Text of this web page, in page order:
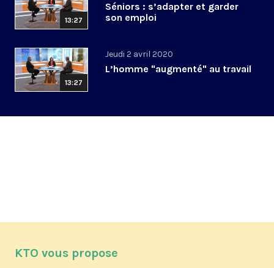
13:27
Séniors : s’adapter et garder
son emploi
13:27
Jeudi 2 avril 2020
L’homme "augmenté" au travail
KTO vous propose